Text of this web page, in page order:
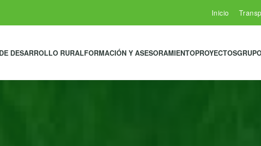
Inicio
DESARROLLO RURALFORMACIÓN Y ASESORAMIENTOPROYECTOS